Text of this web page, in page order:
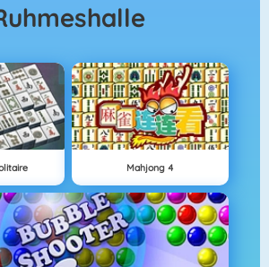
Ruhmeshalle
Mahjong 4